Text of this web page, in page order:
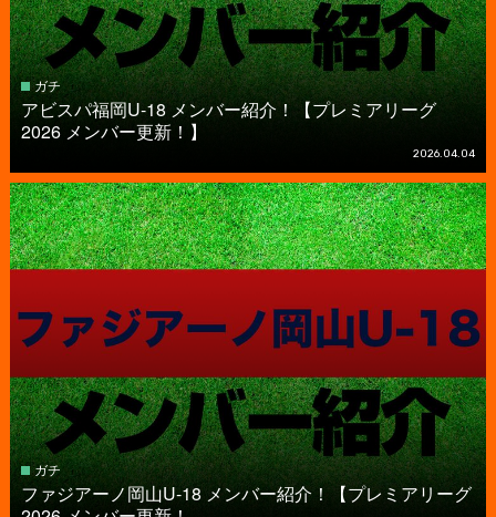
ガチ
アビスパ福岡U-18 メンバー紹介！【プレミアリーグ
2026 メンバー更新！】
2026.04.04
ガチ
ファジアーノ岡山U-18 メンバー紹介！【プレミアリーグ